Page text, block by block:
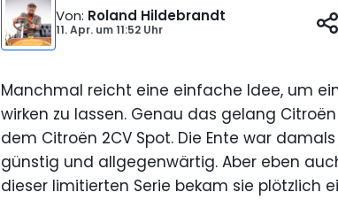
Von: Roland Hildebrandt
11. Apr. um11:52 Uhr
Manchmal reicht eine einfache Idee, um
wirken zu lassen. Genau das gelang
dem Citroën 2CV Spot. Die Ente war
günstig und allgegenwärtig. Aber eben
dieser limitierten Serie bekam sie plötzlich